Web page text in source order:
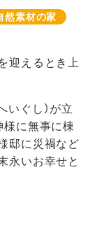
然素材の家
迎えるとき上
いぐし）が立
様に無事に棟
邸に災禍など
永いお幸せと